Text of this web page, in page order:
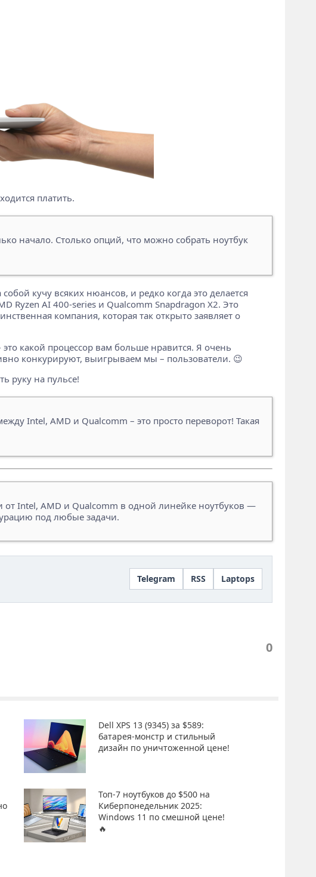
платить.
начало. Столько опций, что можно собрать ноутбук
кучу всяких нюансов, и редко когда это делается
Ryzen AI 400-series и Qualcomm Snapdragon X2. Это
компания, которая так открыто заявляет о
какой процессор вам больше нравится. Я очень
конкурируют, выигрываем мы – пользователи. 😉
руку на пульсе!
Intel, AMD и Qualcomm – это просто переворот! Такая
Intel, AMD и Qualcomm в одной линейке ноутбуков —
под любые задачи.
Telegram RSS Laptops
0
Dell XPS 13 (9345) за $589:
батарея-монстр и стильный
дизайн по уничтоженной цене!
Топ-7 ноутбуков до $500 на
Киберпонедельник 2025:
Windows 11 по смешной цене!
🔥